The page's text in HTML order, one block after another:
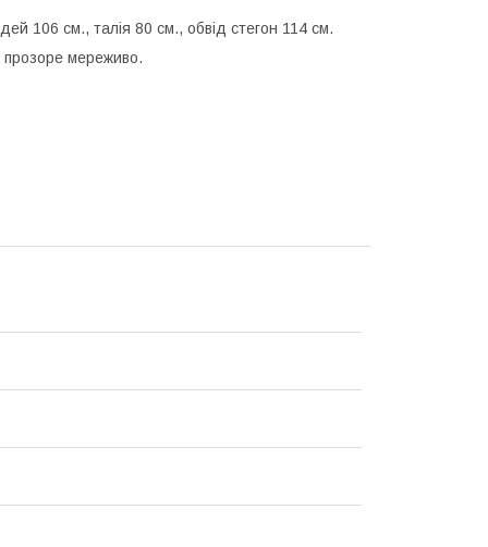
106 см., талія 80 см., обвід стегон 114 см.
прозоре мереживо.